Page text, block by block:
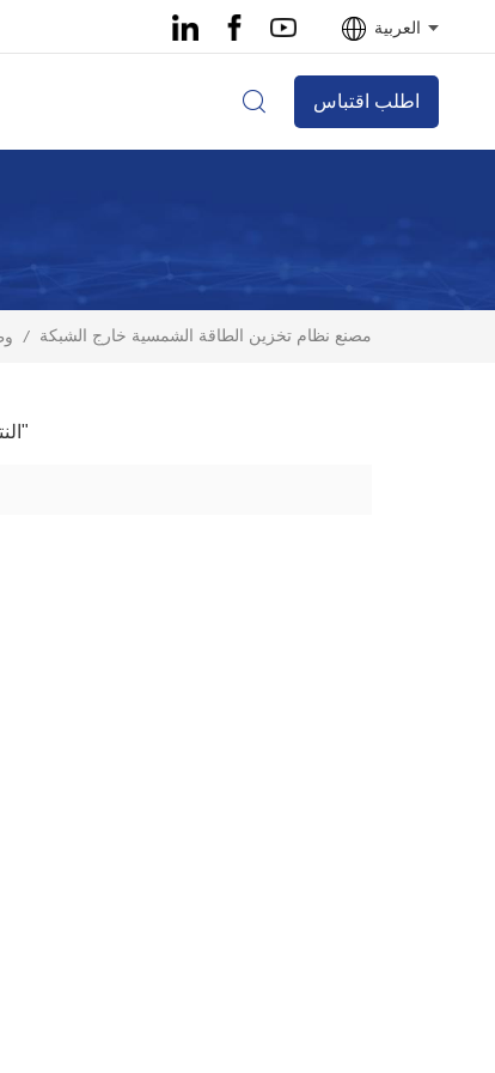
العربية
اطلب اقتباس
/ مصنع نظام تخزين الطاقة الشمسية خارج الشبكة
1 النتائج التي تم العثور عليها ل "مصنع نظام تخزين الطاقة الشمسية خارج الشبكة"